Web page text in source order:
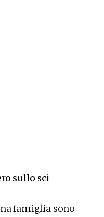
sullo sci
famiglia sono